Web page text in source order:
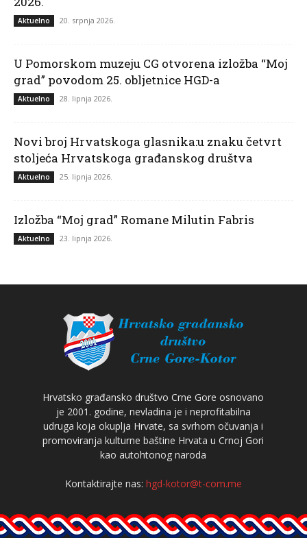
Aktuelno 20. srpnja 2026.
U Pomorskom muzeju CG otvorena izložba “Moj
grad” povodom 25. obljetnice HGD-a
Aktuelno 28. lipnja 2026.
Novi broj Hrvatskoga glasnika:u znaku četvrt
stoljeća Hrvatskoga građanskog društva
Aktuelno 25. lipnja 2026.
Izložba “Moj grad” Romane Milutin Fabris
Aktuelno 23. lipnja 2026.
Hrvatsko građansko društvo Crne Gore osnovano
je 2001. godine, nevladina je i neprofitabilna
udruga koja okuplja Hrvate, sa svrhom očuvanja i
promoviranja kulturne baštine Hrvata u Crnoj Gori
kao autohtonog naroda
Kontaktirajte nas: hgd-kotor@t-com.me